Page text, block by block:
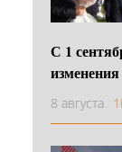
С 1
8 августа